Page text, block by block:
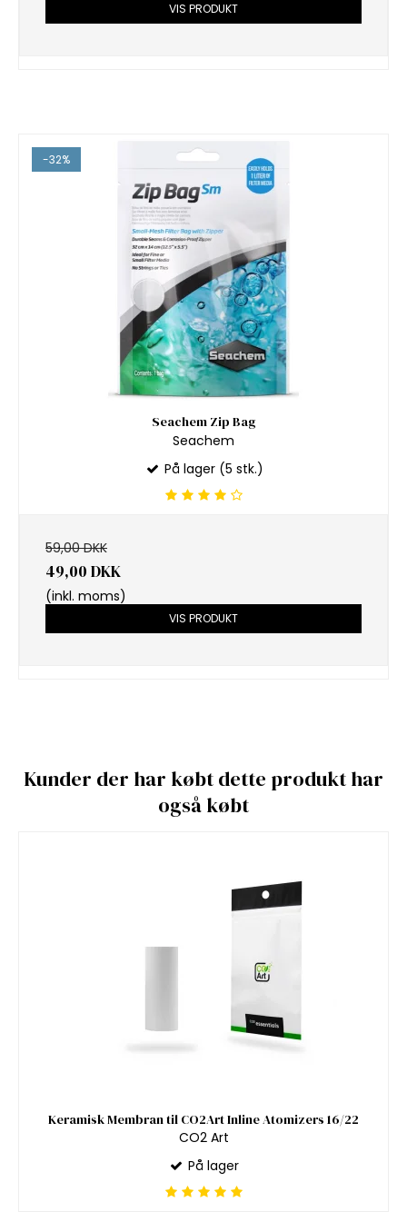
VIS PRODUKT
-32%
Seachem Zip Bag
Seachem
På lager (5 stk.)
59,00 DKK
49,00 DKK
(inkl. moms)
VIS PRODUKT
Kunder der har købt dette produkt har
også købt
Keramisk Membran til CO2Art Inline Atomizers 16/22
CO2 Art
På lager